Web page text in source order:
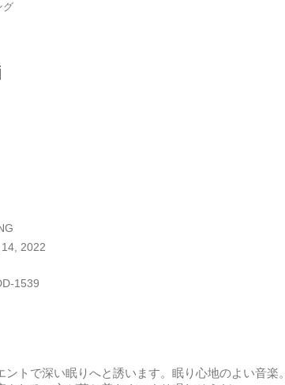
グ
2022
1539
ントで深い眠りへと誘います。眠り心地のよい音楽。